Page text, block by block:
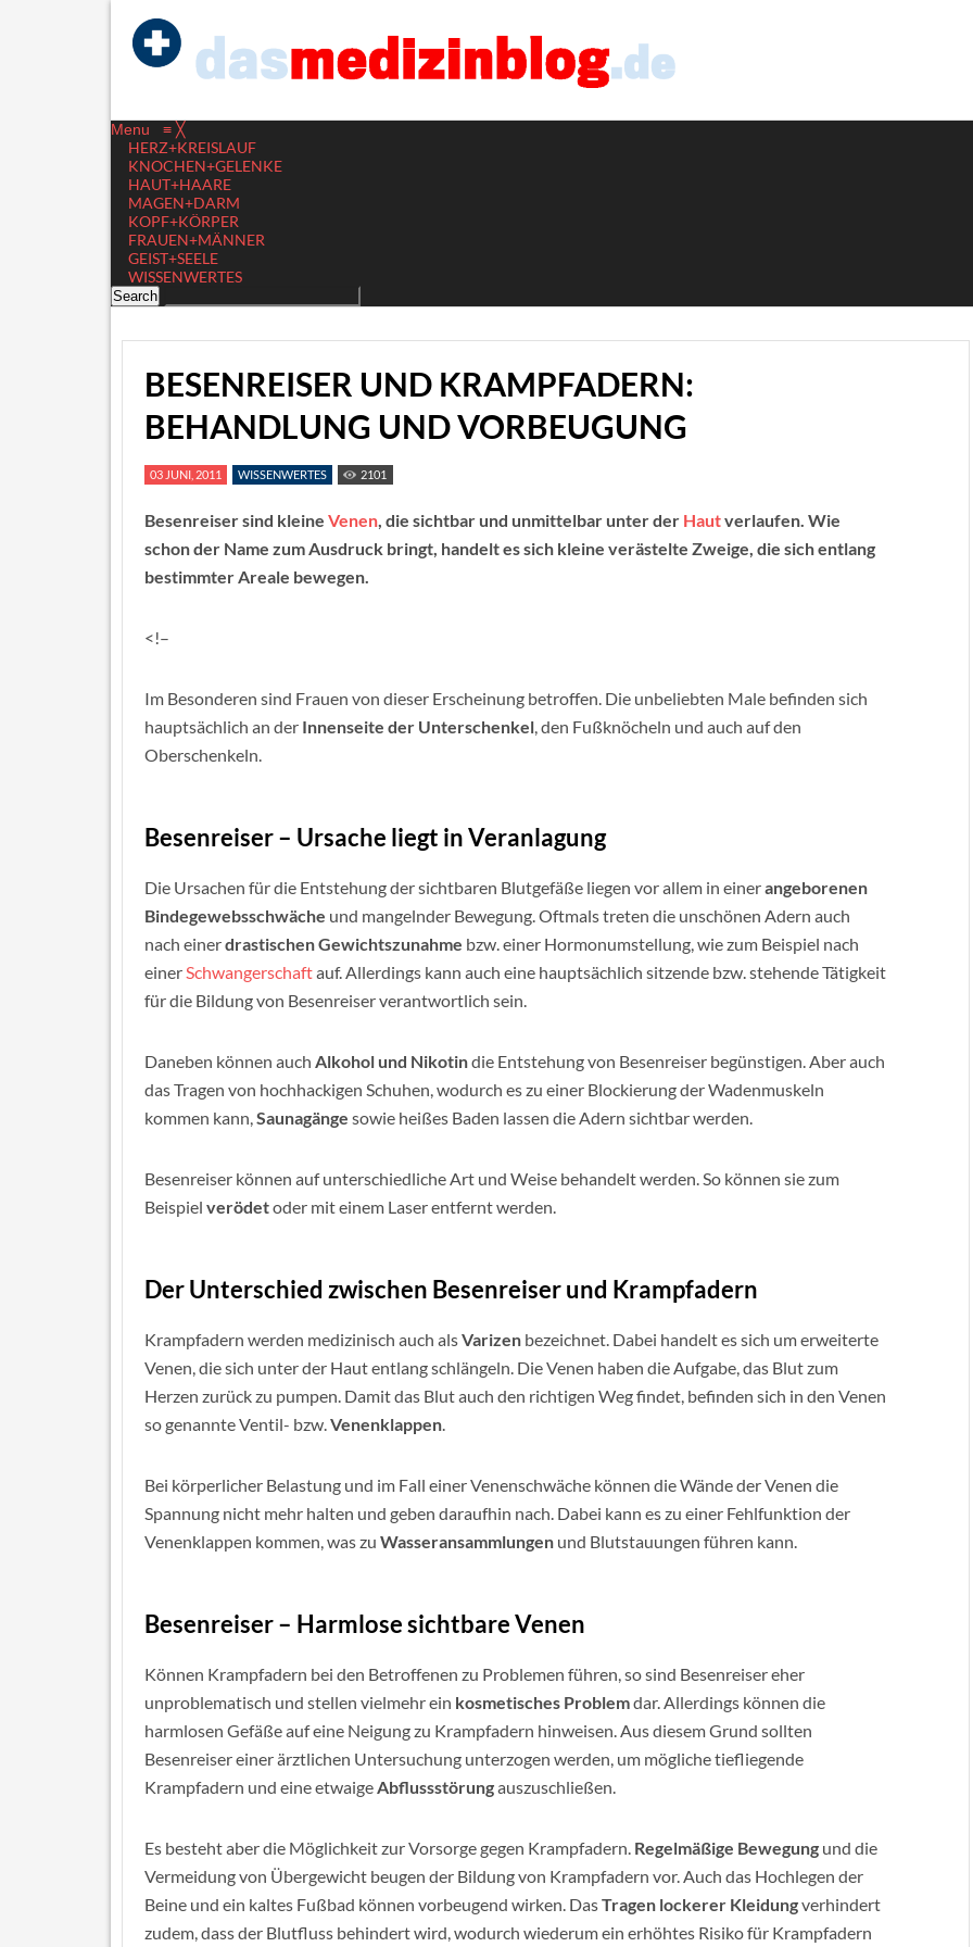
Menu ≡ ╳
HERZ+KREISLAUF
KNOCHEN+GELENKE
HAUT+HAARE
MAGEN+DARM
KOPF+KÖRPER
FRAUEN+MÄNNER
GEIST+SEELE
WISSENWERTES
BESENREISER UND KRAMPFADERN:
BEHANDLUNG UND VORBEUGUNG
03 JUNI, 2011 WISSENWERTES 2101
Besenreiser sind kleine Venen, die sichtbar und unmittelbar unter der Hautverlaufen. Wie
schon der Name zum Ausdruck bringt, handelt es sich kleine verästelte Zweige, die sich entlang
bestimmter Areale bewegen.
<!–
Im Besonderen sind Frauen von dieser Erscheinung betroffen. Die unbeliebten Male befinden sich
hauptsächlich an der Innenseite der Unterschenkel, den Fußknöcheln und auch auf den
Oberschenkeln.
Besenreiser – Ursache liegt in Veranlagung
Die Ursachen für die Entstehung der sichtbaren Blutgefäße liegen vor allem in einerangeborenen
Bindegewebsschwäche und mangelnder Bewegung. Oftmals treten die unschönen Adern auch
nach einerdrastischen Gewichtszunahme bzw. einer Hormonumstellung, wie zum Beispiel nach
einerSchwangerschaftauf. Allerdings kann auch eine hauptsächlich sitzende bzw. stehende Tätigkeit
für die Bildung von Besenreiser verantwortlich sein.
Daneben können auch Alkohol und Nikotindie Entstehung von Besenreiser begünstigen. Aber auch
das Tragen von hochhackigen Schuhen, wodurch es zu einer Blockierung der Wadenmuskeln
kommen kann,Saunagänge sowie heißes Baden lassen die Adern sichtbar werden.
Besenreiser können auf unterschiedliche Art und Weise behandelt werden. So können sie zum
Beispiel verödetoder mit einem Laser entfernt werden.
Der Unterschied zwischen Besenreiser und Krampfadern
Krampfadern werden medizinisch auch alsVarizen bezeichnet. Dabei handelt es sich um erweiterte
Venen, die sich unter der Haut entlang schlängeln. Die Venen haben die Aufgabe, das Blut zum
Herzen zurück zu pumpen. Damit das Blut auch den richtigen Weg findet, befinden sich in den Venen
so genannte Ventil- bzw.Venenklappen.
Bei körperlicher Belastung und im Fall einer Venenschwäche können die Wände der Venen die
Spannung nicht mehr halten und geben daraufhin nach. Dabei kann es zu einer Fehlfunktion der
Venenklappen kommen, was zu Wasseransammlungen und Blutstauungen führen kann.
Besenreiser – Harmlose sichtbare Venen
Können Krampfadern bei den Betroffenen zu Problemen führen, so sind Besenreiser eher
unproblematisch und stellen vielmehr ein kosmetisches Problemdar. Allerdings können die
harmlosen Gefäße auf eine Neigung zu Krampfadern hinweisen. Aus diesem Grund sollten
Besenreiser einer ärztlichen Untersuchung unterzogen werden, um mögliche tiefliegende
Krampfadern und eine etwaigeAbflussstörungauszuschließen.
Es besteht aber die Möglichkeit zur Vorsorge gegen Krampfadern. Regelmäßige Bewegung und die
Vermeidung von Übergewicht beugen der Bildung von Krampfadern vor. Auch das Hochlegen der
Beine und ein kaltes Fußbad können vorbeugend wirken. DasTragen lockerer Kleidungverhindert
zudem, dass der Blutfluss behindert wird, wodurch wiederum ein erhöhtes Risiko für Krampfadern